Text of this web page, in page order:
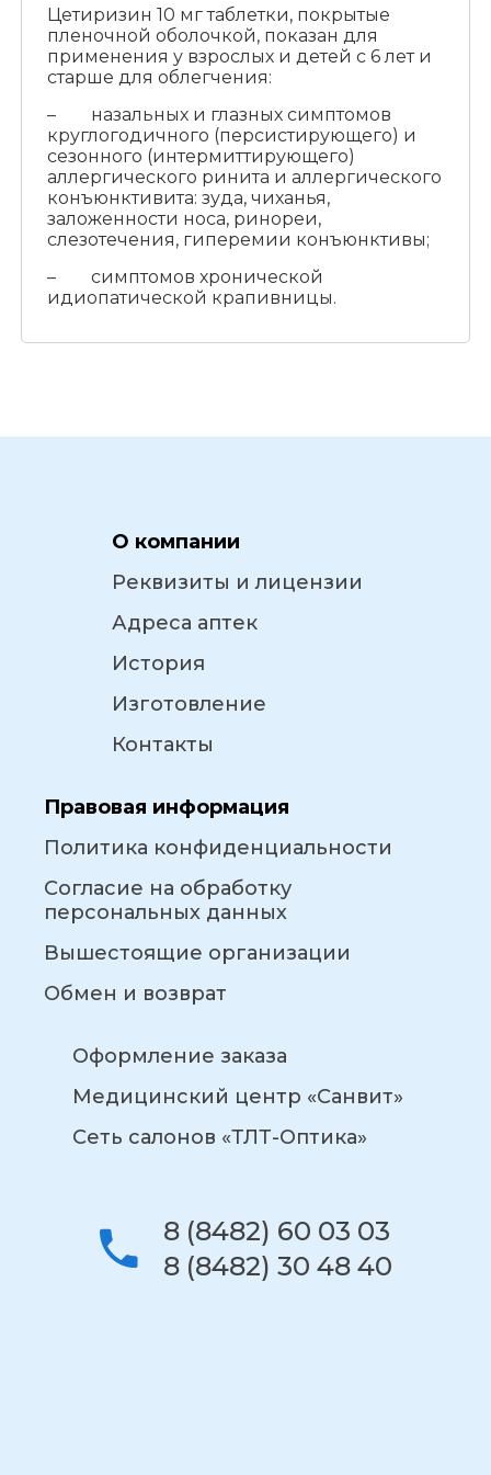
Цетиризин 10 мг таблетки, покрытые
пленочной оболочкой, показан для
применения у взрослых и детей с 6 лет и
старше для облегчения:
– назальных и глазных симптомов
круглогодичного (персистирующего) и
сезонного (интермиттирующего)
аллергического ринита и аллергического
конъюнктивита: зуда, чиханья,
заложенности носа, ринореи,
слезотечения, гиперемии конъюнктивы;
– симптомов хронической
идиопатической крапивницы.
О компании
Реквизиты и лицензии
Адреса аптек
История
Изготовление
Контакты
Правовая информация
Политика конфиденциальности
Согласие на обработку
персональных данных
Вышестоящие организации
Обмен и возврат
Оформление заказа
Медицинский центр «Санвит»
Сеть салонов «ТЛТ-Оптика»
8 (8482) 60 03 03
8 (8482) 30 48 40